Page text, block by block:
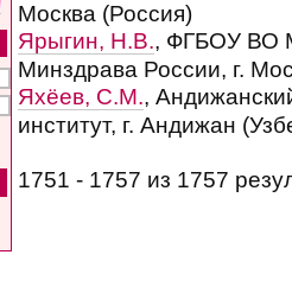
Москва (Россия)
Ярыгин, Н.В., ФГБОУ ВО
Минздрава России, г.
Яхёев, С.М.,
институт, г. Андижан
1751 - 1757 из 1757